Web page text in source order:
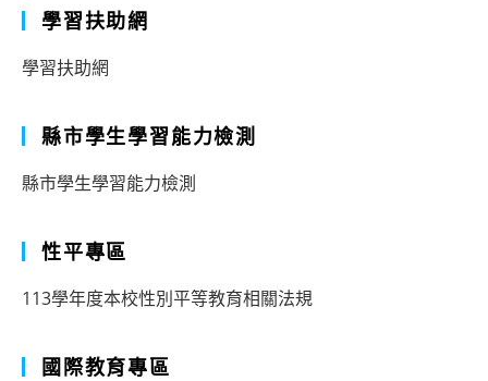
學習扶助網
學習扶助網
縣市學生學習能力檢測
縣市學生學習能力檢測
性平專區
113學年度本校性別平等教育相關法規
國際教育專區